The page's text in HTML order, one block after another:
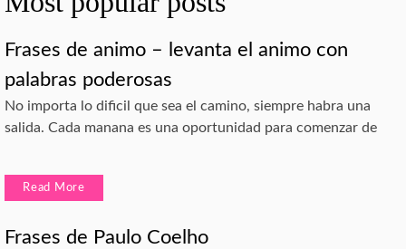
Frases de animo – levanta el animo con
palabras poderosas
No importa lo dificil que sea el camino, siempre habra una
salida. Cada manana es una oportunidad para comenzar de
Read More
Frases de Paulo Coelho